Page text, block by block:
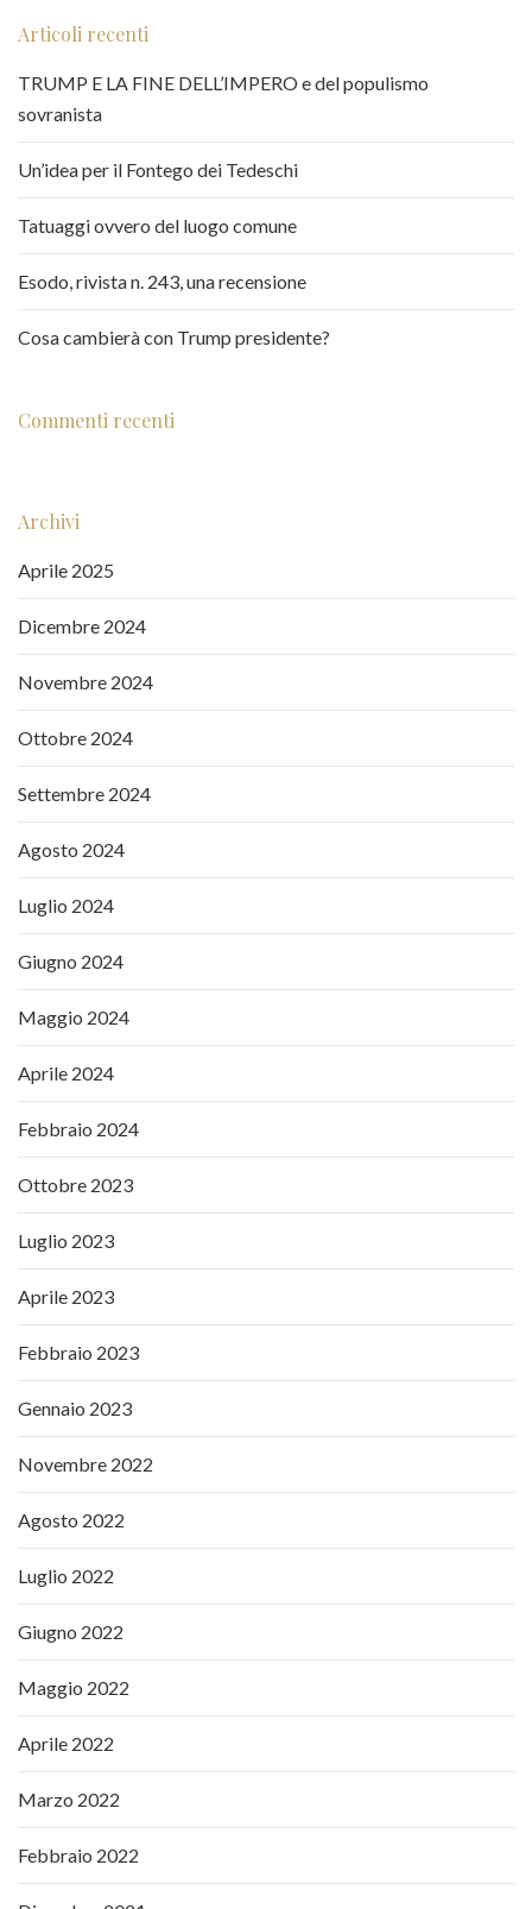
Articoli recenti
TRUMP E LA FINE DELL’IMPERO e del populismo
sovranista
Un’idea per il Fontego dei Tedeschi
Tatuaggi ovvero del luogo comune
Esodo, rivista n. 243, una recensione
Cosa cambierà con Trump presidente?
Commenti recenti
Archivi
Aprile 2025
Dicembre 2024
Novembre 2024
Ottobre 2024
Settembre 2024
Agosto 2024
Luglio 2024
Giugno 2024
Maggio 2024
Aprile 2024
Febbraio 2024
Ottobre 2023
Luglio 2023
Aprile 2023
Febbraio 2023
Gennaio 2023
Novembre 2022
Agosto 2022
Luglio 2022
Giugno 2022
Maggio 2022
Aprile 2022
Marzo 2022
Febbraio 2022